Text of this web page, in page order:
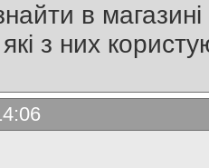
в
які з них